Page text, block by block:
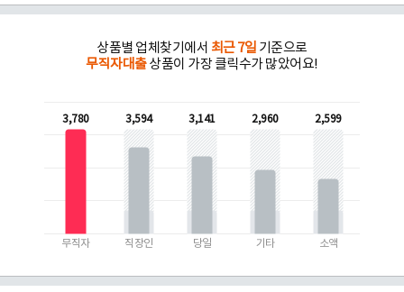
상품별 업체찾기에서 최근 7일 기준으로
무직자대출상품이 가장 클릭수가 많았어요!
3,780
무직자
3,594
직장인
3,141
당일
2,960
기타
2,599
소액